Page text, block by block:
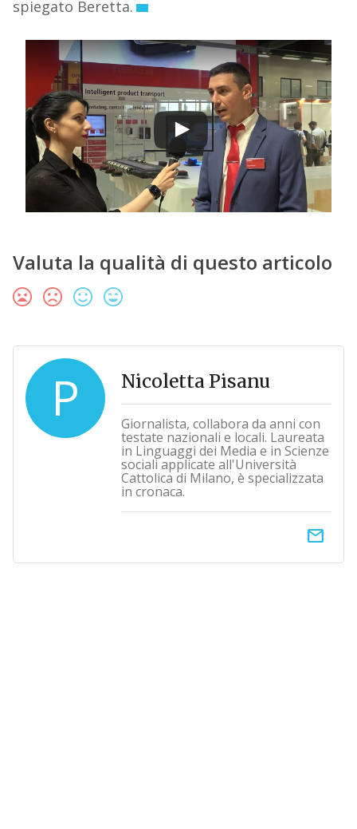
spiegato Beretta.
Valuta la qualità di questo articolo
P Nicoletta Pisanu
Giornalista, collabora da anni con
testate nazionali e locali. Laureata
in Linguaggi dei Media e in Scienze
sociali applicate all'Università
Cattolica di Milano, è specializzata
in cronaca.
email